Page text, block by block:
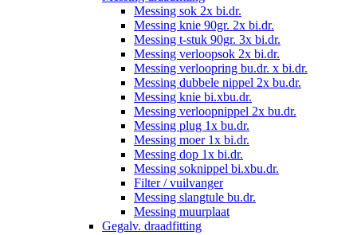
Messing sok 2x bi.dr.
Messing knie 90gr. 2x bi.dr.
Messing t-stuk 90gr. 3x bi.dr.
Messing verloopsok 2x bi.dr.
Messing verloopring bu.dr. x bi.dr.
Messing dubbele nippel 2x bu.dr.
Messing knie bi.xbu.dr.
Messing verloopnippel 2x bu.dr.
Messing plug 1x bu.dr.
Messing moer 1x bi.dr.
Messing dop 1x bi.dr.
Messing soknippel bi.xbu.dr.
Filter / vuilvanger
Messing slangtule bu.dr.
Messing muurplaat
Gegalv. draadfitting